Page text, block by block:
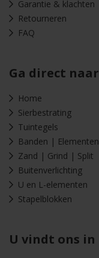
Garantie & klachten
Retourneren
FAQ
Ga direct naar
Home
Sierbestrating
Tuintegels
Banden | Elementen
Zand | Grind | Split
Buitenverlichting
U en L-elementen
Stapelblokken
U vindt ons in